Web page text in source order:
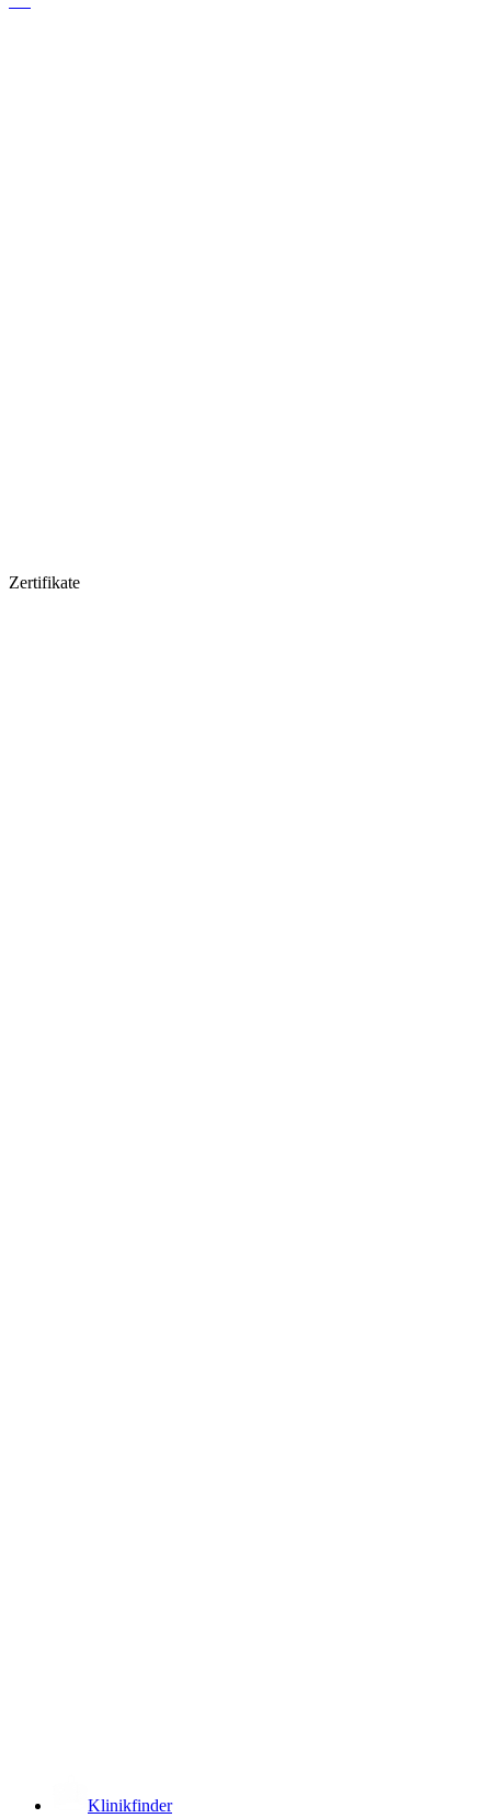
Zertifikate
Klinikfinder